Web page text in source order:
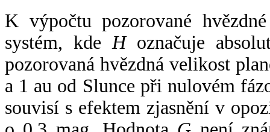
K výpočtu pozorované
systém, kde Hoznačuje
pozorovaná hvězdná velikost
a 1 au od Slunce při nulovém
souvisí s efektem zjasnění v